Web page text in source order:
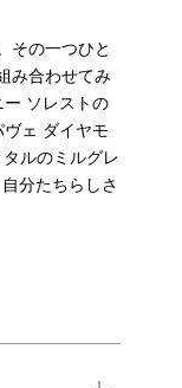
その一つひと
み合わせてみ
ソレストの
ェ ダイヤモ
ルのミルグレ
分たちらしさ